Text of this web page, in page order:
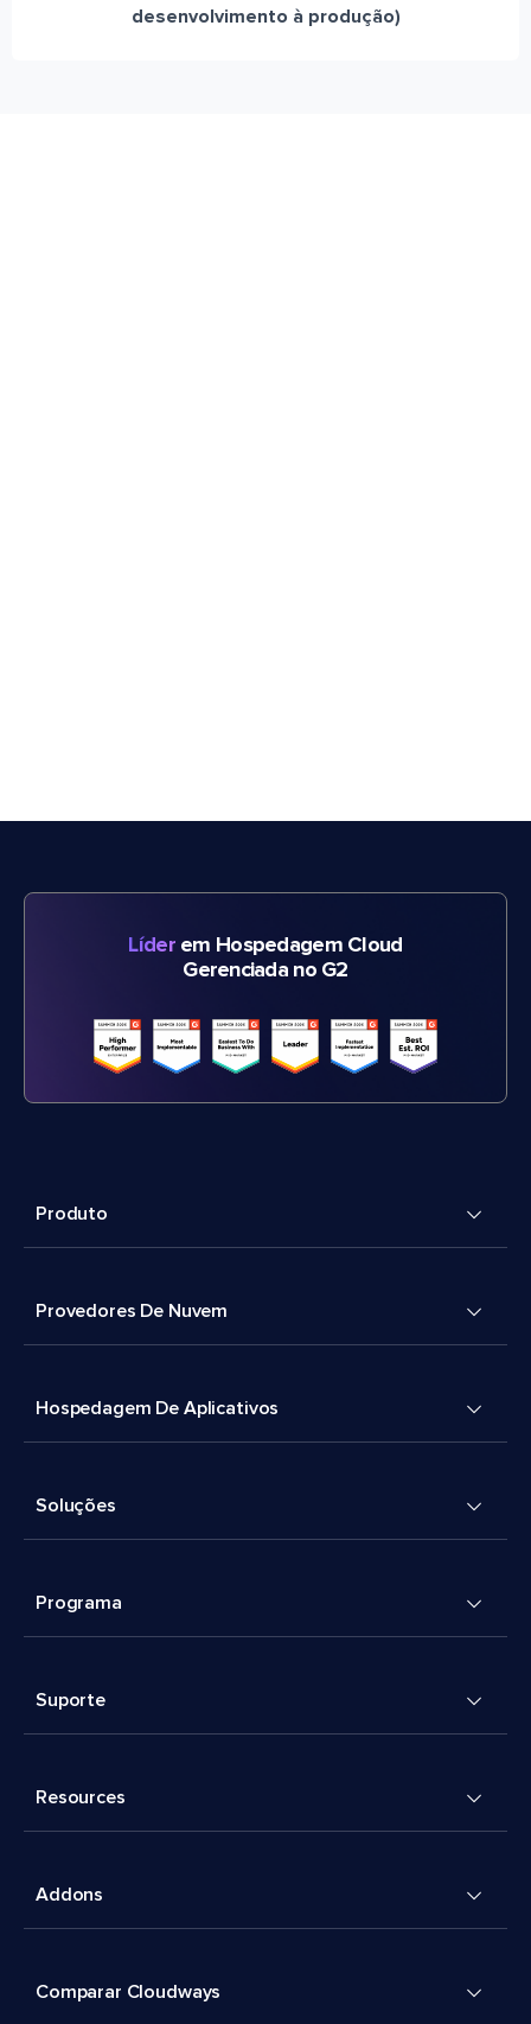
desenvolvimento à produção)
Líderem Hospedagem Cloud
Gerenciada no G2
Produto
Provedores De Nuvem
Hospedagem De Aplicativos
Soluções
Programa
Suporte
Resources
Addons
Comparar Cloudways